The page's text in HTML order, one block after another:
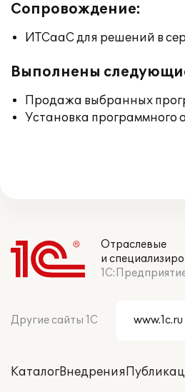
Сопровождение:
ИТСааС для решений в
Выполнены
Продажа выбранных
Установка программного
Отраслевые
и
Другие сайты 1С
КаталогВнедрения